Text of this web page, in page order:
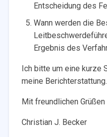
Entscheidung des
Wann werden die
Ergebnis des
Ich bitte um eine kurze
meine Berichterstattung.
Mit freundlichen Grüßen
Christian J. Becker